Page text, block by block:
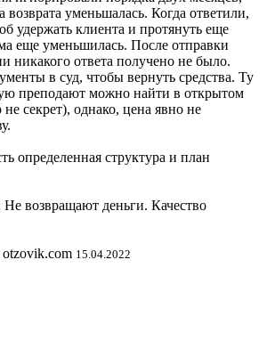
возврата уменьшалась. Когда ответили,
удержать клиента и протянуть еще
еще уменьшилась. После отправки
никакого ответа получено не было.
в суд, чтобы вернуть средства. Ту
преподают можно найти в открытом
секрет), однако, цена явно не
определенная структура и план
возвращают деньги. Качество
15.04.2022